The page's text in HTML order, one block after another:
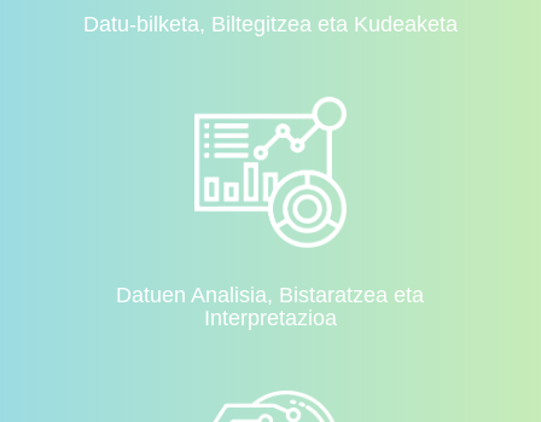
Datu-bilketa, Biltegitzea eta Kudeaketa
Datuen Analisia, Bistaratzea eta
Interpretazioa